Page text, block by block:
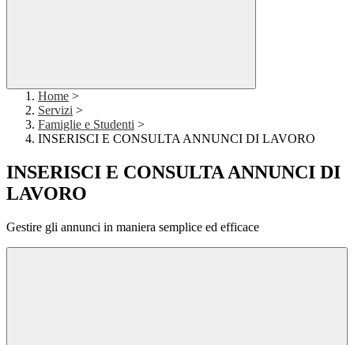
Home >
Servizi >
Famiglie e Studenti >
INSERISCI E CONSULTA ANNUNCI DI LAVORO
INSERISCI E CONSULTA ANNUNCI DI
LAVORO
Gestire gli annunci in maniera semplice ed efficace